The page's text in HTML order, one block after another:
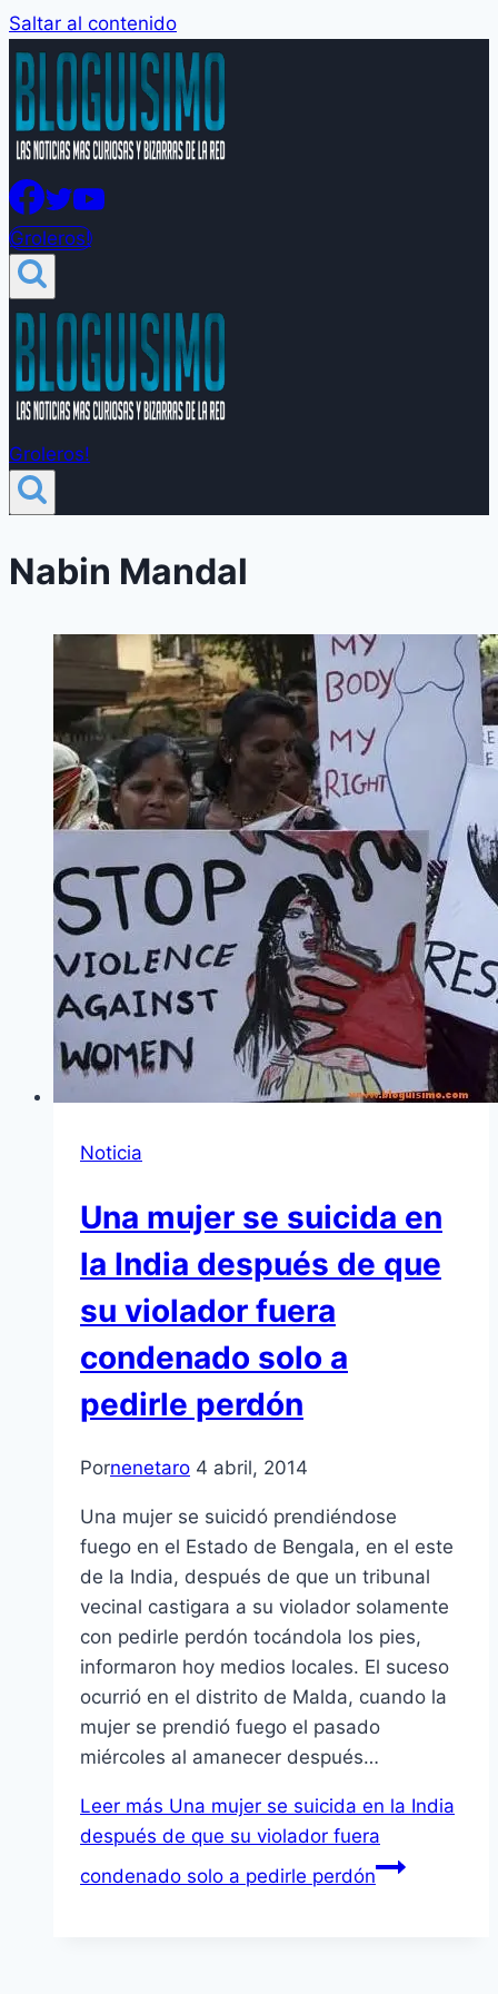
Saltar al contenido
Groleros!
Groleros!
Nabin Mandal
Noticia
Una mujer se suicida en
la India después de que
su violador fuera
condenado solo a
pedirle perdón
Pornenetaro 4 abril, 2014
Una mujer se suicidó prendiéndose
fuego en el Estado de Bengala, en el este
de la India, después de que un tribunal
vecinal castigara a su violador solamente
con pedirle perdón tocándola los pies,
informaron hoy medios locales. El suceso
ocurrió en el distrito de Malda, cuando la
mujer se prendió fuego el pasado
miércoles al amanecer después…
Leer más Una mujer se suicida en la India
después de que su violador fuera
condenado solo a pedirle perdón